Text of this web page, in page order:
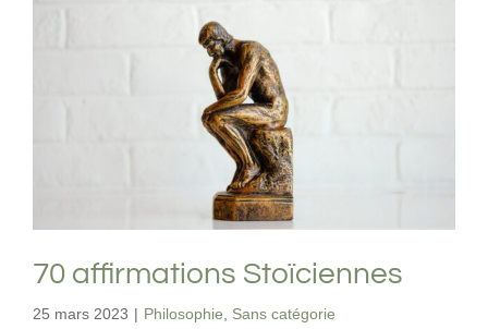
70 affirmations Stoïciennes
Philosophie Sans catégorie
70 affirmations Stoïciennes
25 mars 2023 | Philosophie Sans catégorie